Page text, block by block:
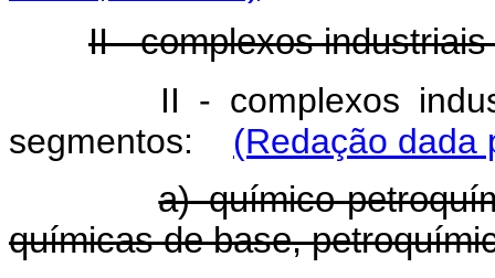
II - complexos
II - complexos
segmentos: (Redação dada
a) químico-
químicas de base,